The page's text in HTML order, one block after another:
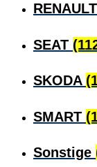
RENAULT
SEAT
SKODA
SMART
Sonstige